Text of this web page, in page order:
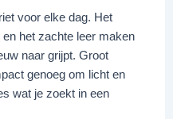
voor elke dag. Het
het zachte leer maken
naar grijpt. Groot
genoeg om licht en
wat je zoekt in een